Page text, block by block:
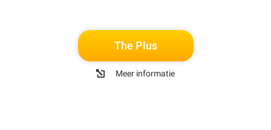
The Plus
Meer informatie